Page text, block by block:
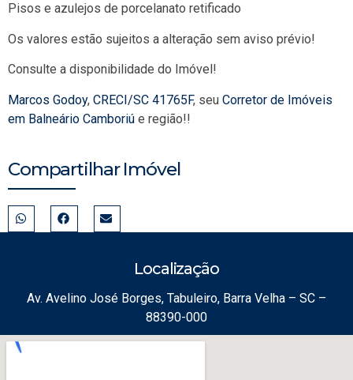
Pisos e azulejos de porcelanato retificado
Os valores estão sujeitos a alteração sem aviso prévio!
Consulte a disponibilidade do Imóvel!
Marcos Godoy, CRECI/SC 41765F, seu Corretor de Imóveis
em Balneário Camboriú e região!!
Compartilhar Imóvel
Localização
Av. Avelino José Borges, Tabuleiro, Barra Velha – SC –
88390-000